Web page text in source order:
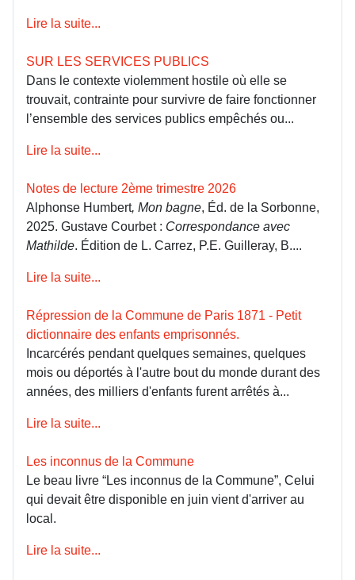
Lire la suite...
SUR LES SERVICES PUBLICS
Dans le contexte violemment hostile où elle se
trouvait, contrainte pour survivre de faire fonctionner
l’ensemble des services publics empêchés ou...
Lire la suite...
Notes de lecture 2ème trimestre 2026
Alphonse Humbert, Mon bagne, Éd. de la Sorbonne,
2025. Gustave Courbet : Correspondance avec
Mathilde. Édition de L. Carrez, P.E. Guilleray, B....
Lire la suite...
Répression de la Commune de Paris 1871 - Petit
dictionnaire des enfants emprisonnés.
Incarcérés pendant quelques semaines, quelques
mois ou déportés à l'autre bout du monde durant des
années, des milliers d'enfants furent arrêtés à...
Lire la suite...
Les inconnus de la Commune
Le beau livre “Les inconnus de la Commune”, Celui
qui devait être disponible en juin vient d'arriver au
local.
Lire la suite...